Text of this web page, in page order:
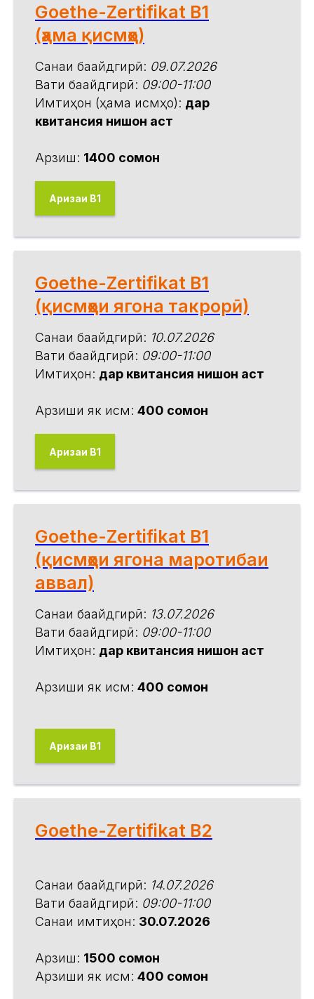
Goethe-Zertifikat B1
(ҳама қисмҳо)
Санаи бақайдгирӣ: 09.07.2026
Вақти бақайдгирӣ: 09:00-11:00
Имтиҳон (ҳама қисмҳо): дар
квитансия нишон аст
Арзиш: 1400 сомонӣ
Аризаи В1
Goethe-Zertifikat B1
(қисмҳои ягона такрорӣ)
Санаи бақайдгирӣ: 10.07.2026
Вақти бақайдгирӣ: 09:00-11:00
Имтиҳон: дар квитансия нишон аст
Арзиши як қисм: 400 сомонӣ
Аризаи В1
Goethe-Zertifikat B1
(қисмҳои ягона маротибаи
аввал)
Санаи бақайдгирӣ: 13.07.2026
Вақти бақайдгирӣ: 09:00-11:00
Имтиҳон: дар квитансия нишон аст
Арзиши як қисм: 400 сомонӣ
Аризаи В1
Goethe-Zertifikat B2
Санаи бақайдгирӣ: 14.07.2026
Вақти бақайдгирӣ: 09:00-11:00
Санаи имтиҳон: 30.07.2026
Арзиш: 1500 сомонӣ
Арзиши як қисм: 400 сомонӣ